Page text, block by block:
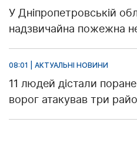
У Дніпропетровській
надзвичайна пожежна
08:01 | АКТУАЛЬНІ НОВИНИ
11 людей дістали
ворог атакував три